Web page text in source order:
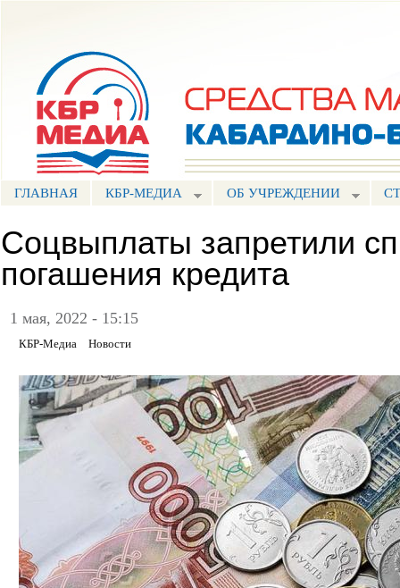
ГЛАВНАЯ КБР-МЕДИА ОБ УЧРЕЖДЕНИИ
Соцвыплаты запретили
погашения кредита
1 мая, 2022 - 15:15
КБР-Медиа Новости